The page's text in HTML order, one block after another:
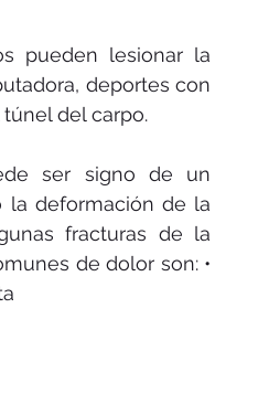
pueden lesionar la
deportes con
del carpo.
ser signo de un
la deformación de la
fracturas de la
de dolor son: •